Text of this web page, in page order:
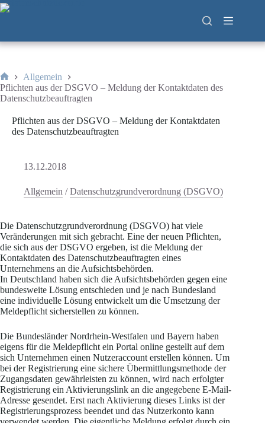
Zum
Inhalt
Start
Allgemein
Pflichten aus der DSGVO – Meldung der Kontaktdaten des
Datenschutzbeauftragten
Pflichten aus der DSGVO – Meldung der Kontaktdaten
des Datenschutzbeauftragten
13.12.2018
Allgemein /Datenschutzgrundverordnung (DSGVO)
Die Datenschutzgrundverordnung (DSGVO) hat viele
Veränderungen mit sich gebracht. Eine der neuen Pflichten,
die sich aus der DSGVO ergeben, ist die Meldung der
Kontaktdaten des Datenschutzbeauftragten eines
Unternehmens an die Aufsichtsbehörden.
In Deutschland haben sich die Aufsichtsbehörden gegen eine
bundesweite Lösung entschieden und je nach Bundesland
eine individuelle Lösung entwickelt um die Umsetzung der
Meldepflicht sicherstellen zu können.
Die Bundesländer Nordrhein-Westfalen und Bayern haben
eigens für die Meldepflicht ein Portal online gestellt auf dem
sich Unternehmen einen Nutzeraccount erstellen können. Um
bei der Registrierung eine sichere Übermittlungsmethode der
Zugangsdaten gewährleisten zu können, wird nach erfolgter
Registrierung ein Aktivierungslink an die angegebene E-Mail-
Adresse gesendet. Erst nach Aktivierung dieses Links ist der
Registrierungsprozess beendet und das Nutzerkonto kann